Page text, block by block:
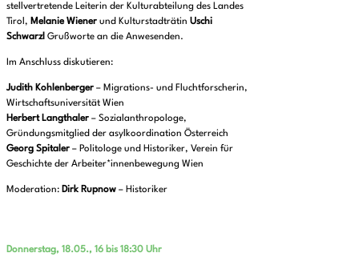
stellvertretende Leiterin der Kulturabteilung des Landes
Tirol, Melanie Wiener und Kulturstadträtin Uschi
Schwarzl Grußworte an die Anwesenden.
Im Anschluss diskutieren:
Judith Kohlenberger – Migrations- und Fluchtforscherin,
Wirtschaftsuniversität Wien
Herbert Langthaler – Sozialanthropologe,
Gründungsmitglied der asylkoordination Österreich
Georg Spitaler – Politologe und Historiker, Verein für
Geschichte der Arbeiter*innenbewegung Wien
Moderation: Dirk Rupnow – Historiker
Donnerstag, 18.05., 16 bis 18:30 Uhr